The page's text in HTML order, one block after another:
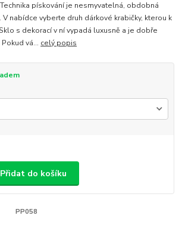
pískování je nesmyvatelná, obdobná
nabídce vyberte druh dárkové krabičky, kterou k
s dekorací v ní vypadá luxusně a je dobře
vá... celý popis
Přidat do košíku
PP058